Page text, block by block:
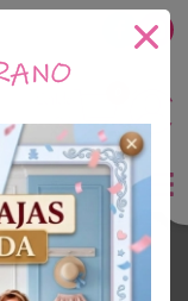
0€